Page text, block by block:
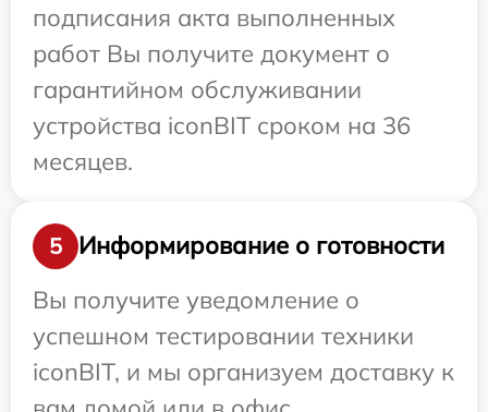
подписания акта выполненных
работ Вы получите документ о
гарантийном обслуживании
устройства iconBIT сроком на 36
месяцев.
5
Информирование о готовности
Вы получите уведомление о
успешном тестировании техники
iconBIT, и мы организуем доставку к